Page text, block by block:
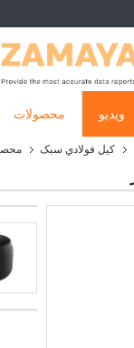
محصولات ویدیو
کيل فولادي سبک